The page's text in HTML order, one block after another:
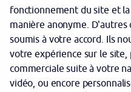
Garantie des dépôts
Protection des données
Politique cookies
fonctionnement du site et
manière anonyme. D'autres
soumis à votre accord. Ils
votre expérience sur le site,
commerciale suite à votre
vidéo, ou encore